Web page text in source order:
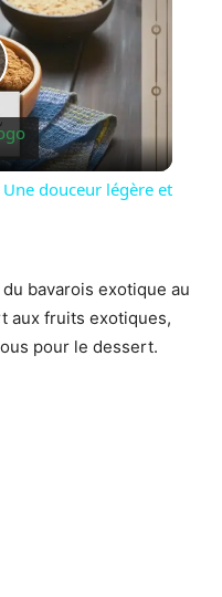
douceur légère et
bavarois exotique au
aux fruits exotiques,
pour le dessert.